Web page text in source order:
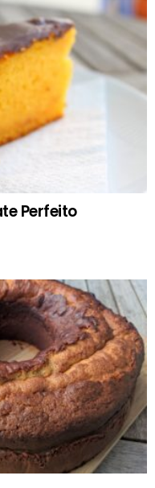
Perfeito